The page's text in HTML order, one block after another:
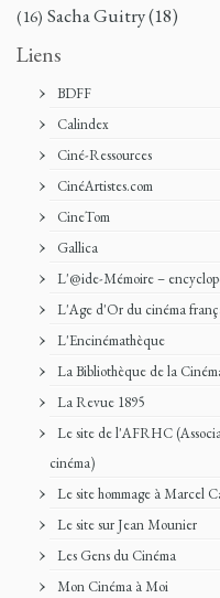
(16) Sacha Guitry(18)
Liens
BDFF
Calindex
Ciné-Ressources
CinéArtistes.com
CineTom
Gallica
L'@ide-Mémoire –
L'Age d'Or du cinéma
L'Encinémathèque
La Bibliothèque de la
La Revue 1895
Le site de l'AFRHC
cinéma)
Le site hommage à Marcel
Le site sur Jean Mounier
Les Gens du Cinéma
Mon Cinéma à Moi